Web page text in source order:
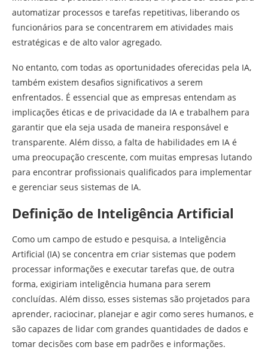
automatizar processos e tarefas repetitivas, liberando os
funcionários para se concentrarem em atividades mais
estratégicas e de alto valor agregado.
No entanto, com todas as oportunidades oferecidas pela IA,
também existem desafios significativos a serem
enfrentados. É essencial que as empresas entendam as
implicações éticas e de privacidade da IA e trabalhem para
garantir que ela seja usada de maneira responsável e
transparente. Além disso, a falta de habilidades em IA é
uma preocupação crescente, com muitas empresas lutando
para encontrar profissionais qualificados para implementar
e gerenciar seus sistemas de IA.
Definição de Inteligência Artificial
Como um campo de estudo e pesquisa, a Inteligência
Artificial (IA) se concentra em criar sistemas que podem
processar informações e executar tarefas que, de outra
forma, exigiriam inteligência humana para serem
concluídas. Além disso, esses sistemas são projetados para
aprender, raciocinar, planejar e agir como seres humanos, e
são capazes de lidar com grandes quantidades de dados e
tomar decisões com base em padrões e informações.